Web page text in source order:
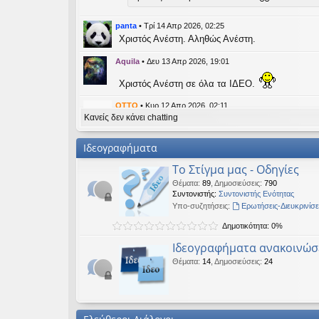
panta • Τρί 14 Απρ 2026, 02:25
Χριστός Ανέστη. Αληθώς Ανέστη.
Aquila • Δευ 13 Απρ 2026, 19:01
Χριστός Ανέστη σε όλα τα ΙΔΕΟ.
OTTO • Κυρ 12 Απρ 2026, 02:11
likes this message
panta έγραψε:
Καλή Μεγάλη Εβδομάδα. Καλή Ανάσταση.
Καλή Ανάσταση σε όλους!
panta έγραψε:↑
Καλή Μεγάλη Εβδομάδα. Καλή Ανάσταση.
Κανείς δεν κάνει chatting
Ιδεογραφήματα
Το Στίγμα μας - Οδηγίες
Θέματα: 89 Δημοσιεύσεις: 790
Συντονιστής: Συντονιστής Ενότητας
Υπο-συζητήσεις:
Ερωτήσεις-
Δημοτικότητα: 0%
Ιδεογραφήματα
Θέματα: 14 Δημοσιεύσεις: 24